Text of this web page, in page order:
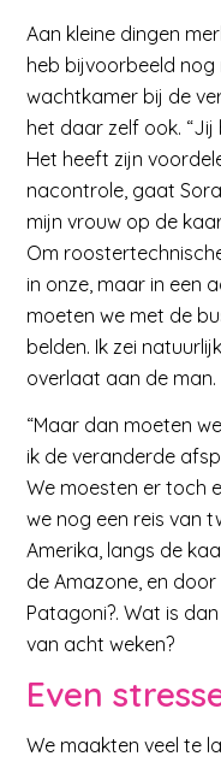
Aan kleine dingen
heb bijvoorbeeld nog
wachtkamer bij de
het daar zelf ook. “Jij
Het heeft zijn
nacontrole, gaat
mijn vrouw op de
Om
in onze, maar in een
moeten we met de
belden. Ik zei
overlaat aan de man.
“Maar dan moeten
ik de veranderde
We moesten er toch
we nog een reis van
Amerika, langs de
de Amazone, en
Patagoni?. Wat is
van acht weken?
Even
We maakten veel te